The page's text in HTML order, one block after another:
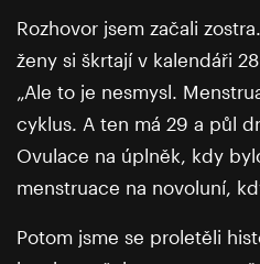
Rozhovor jsem začali
ženy si škrtají v kalendáři
„Ale to je nesmysl.
cyklus. A ten má 29 a půl
Ovulace na úplněk, kdy
menstruace na novoluní,
Potom jsme se proletěli